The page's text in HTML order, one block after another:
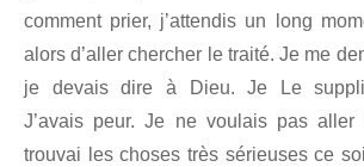
comment prier, j’attendis un long
alors d’aller chercher le traité. Je me
je devais dire à Dieu. Je Le
J’avais peur. Je ne voulais pas
trouvai les choses très sérieuses ce